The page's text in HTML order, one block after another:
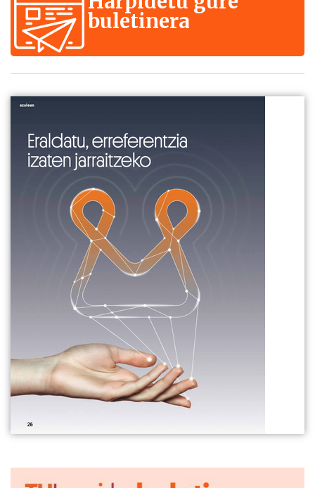
buletinera